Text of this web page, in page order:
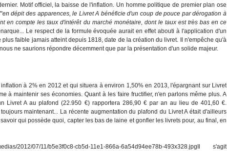
Motif officiel, la baisse de l'inflation. Un homme politique de premier plan ose
en dépit des apparences, le Livret A bénéficie d'un coup de pouce par dérogation à
en compte les taux d'intérêt du marché monétaire, dont le taux est très bas en ce
Le respect de la formule évoquée aurait en effet abouti à l'application d'un
plus faible jamais atteint depuis 1818, date de la création du livret. Il n'empêche qu'à
ne saurions répondre décemment que par la présentation d'un solide majeur.
à 2% en 2012 et qui situera à environ 1,50% en 2013, l'épargnant sur Livret
à maintenir ses économies. Quant à les faire fructifier, n'en parlons même plus. A
Livret A au plafond (22.950 €) rapportera 286,90 € par an au lieu de 401,60 €.
maintenant... La récente augmentation du plafond du Livret A était d'ailleurs
qui possède quoi, capter les bas de laine et gonfler les livrets pour, au final, en
Il s'agit